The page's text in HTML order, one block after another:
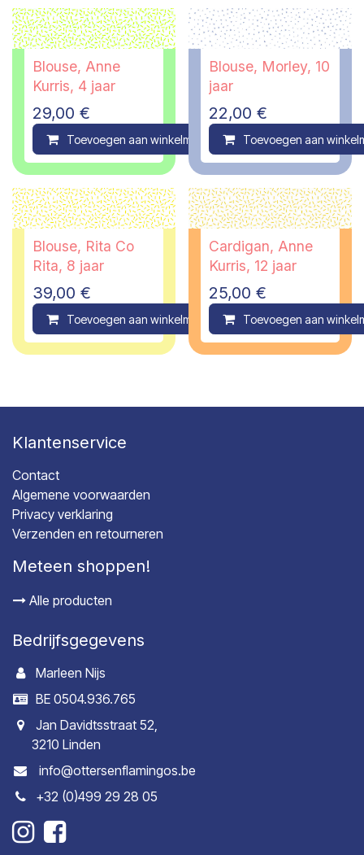
Blouse, Anne
Kurris, 4 jaar
29,00 €
Toevoegen aan winkelmandje Compare
Blouse, Morley, 10
jaar
22,00 €
Toevoegen aan
Blouse, Rita Co
Rita, 8 jaar
39,00 €
Toevoegen aan winkelmandje Compare
Cardigan, Anne
Kurris, 12 jaar
25,00 €
Toevoegen aan
Klantenservice
Contact
Algemene voorwaarden
Privacy verklaring
Verzenden en retourneren
Meteen shoppen!
Alle producten
Bedrijfsgegevens
Marleen Nijs
BE 0504.936.765
Jan Davidtsstraat 52,
3210 Linden
info@ottersenflamingos.be
+32 (0)499 29 28 05